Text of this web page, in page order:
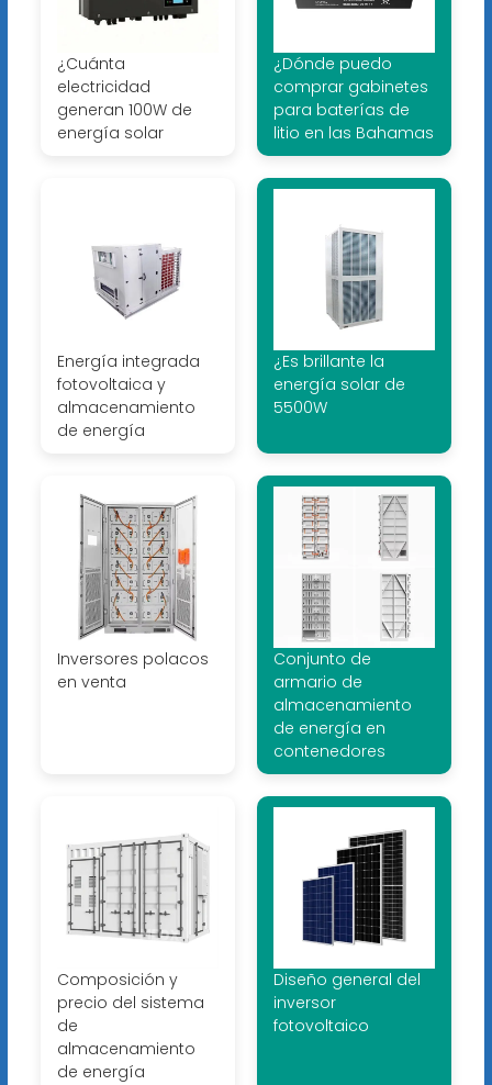
¿Cuánta
electricidad
generan 100W de
energía solar
¿Dónde puedo
comprar gabinetes
para baterías de
litio en las Bahamas
Energía integrada
fotovoltaica y
almacenamiento
de energía
¿Es brillante la
energía solar de
5500W
Inversores polacos
en venta
Conjunto de
armario de
almacenamiento
de energía en
contenedores
Composición y
precio del sistema
de
almacenamiento
de energía
Diseño general del
inversor
fotovoltaico